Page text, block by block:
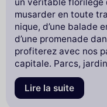
musarder en toute
nique, d’une balade
d’une promenade
profiterez avec nos
capitale. Parcs,
vertes… les mordus
leur bonheur grâce
Paris et pourront se
Lire la suite